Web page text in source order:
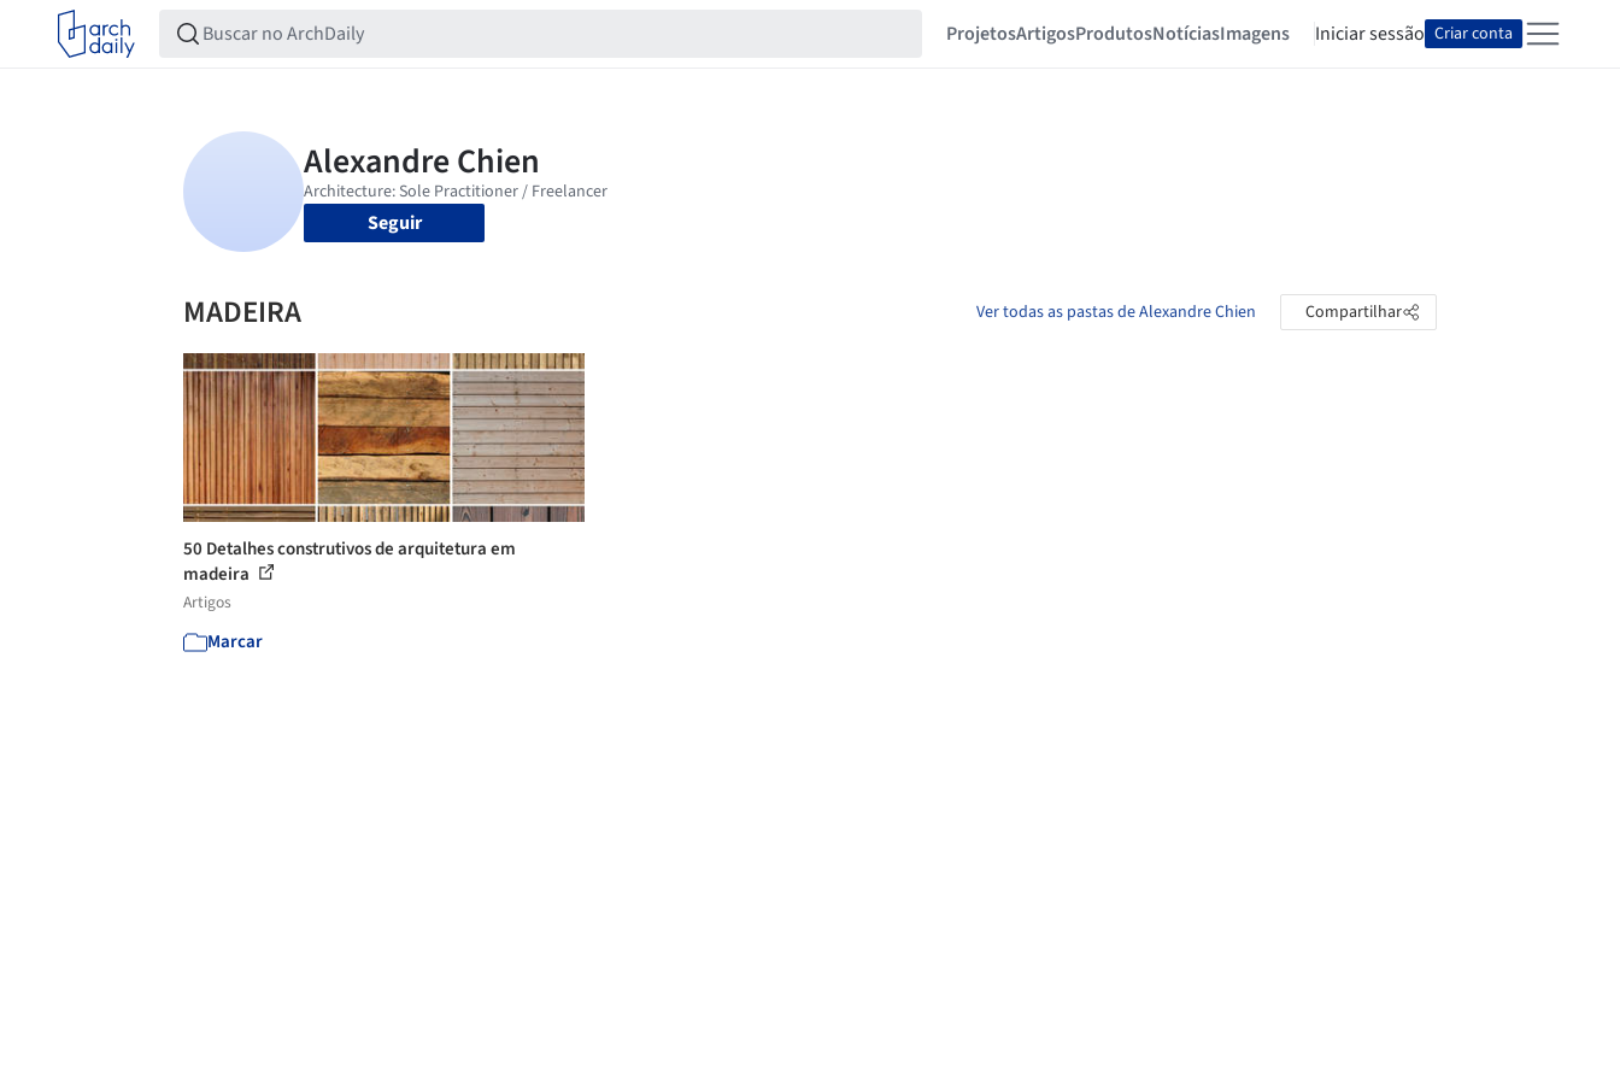
ProjetosArtigosProdutosNotíciasImagens Iniciar sessão Criar conta
Seguir
MADEIRA Ver todas as pastas de Alexandre Chien Compartilhar
50 Detalhes construtivos de arquitetura em
madeira
Artigos
Marcar